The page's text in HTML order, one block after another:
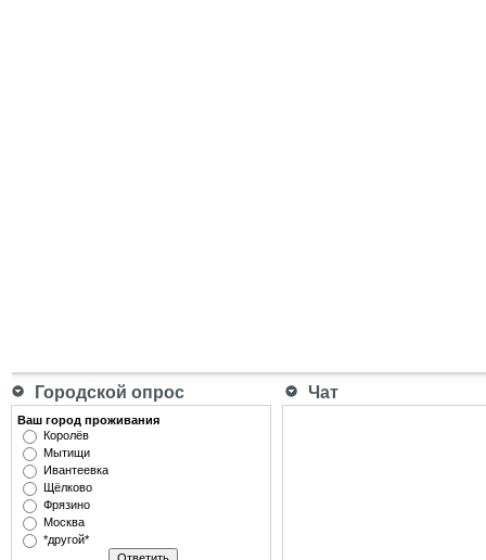
Городской опрос Чат
Ваш город проживания
Королёв
Мытищи
Ивантеевка
Щёлково
Фрязино
Москва
*другой*